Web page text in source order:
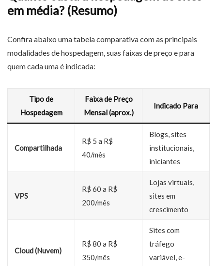
em média? (Resumo)
Confira abaixo uma tabela comparativa com as principais
modalidades de hospedagem, suas faixas de preço e para
quem cada uma é indicada:
Tipo de
Hospedagem
Faixa de Preço
Mensal (aprox.)
Indicado Para
Compartilhada
R$ 5 a R$
40/mês
Blogs, sites
institucionais,
iniciantes
VPS
R$ 60 a R$
200/mês
Lojas virtuais,
sites em
crescimento
Cloud (Nuvem)
R$ 80 a R$
350/mês
Sites com
tráfego
variável, e-